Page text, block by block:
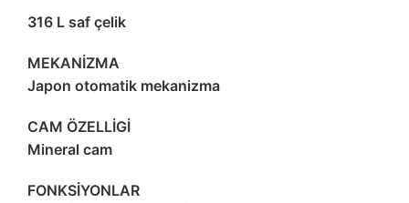
316 L saf çelik
MEKANİZMA
Japon otomatik mekanizma
CAM ÖZELLİGİ
Mineral cam
FONKSİYONLAR